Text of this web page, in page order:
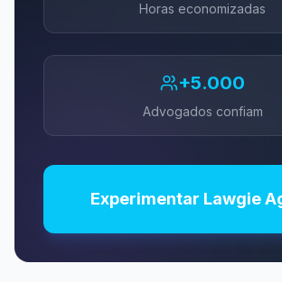
Horas economizadas
+5.000
Advogados confiam
Experimentar Lawgie